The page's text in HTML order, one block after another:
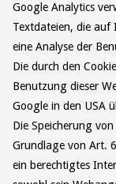
Google Analytics
Textdateien, die auf
eine Analyse der
Die durch den
Benutzung dieser
Google in den USA
Die Speicherung
Grundlage von Art.
ein berechtigtes